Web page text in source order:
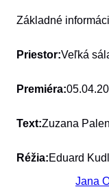
Základné
Priestor:Veľká
Premiéra:
Text:Zuzana
Réžia:Eduard
Jana